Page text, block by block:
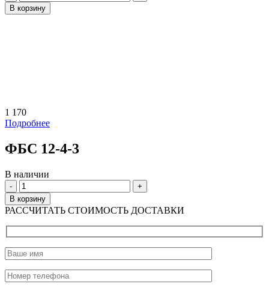
В корзину
1 170
Подробнее
ФБС 12-4-3
В наличии
Количество
В корзину
РАССЧИТАТЬ СТОИМОСТЬ ДОСТАВКИ